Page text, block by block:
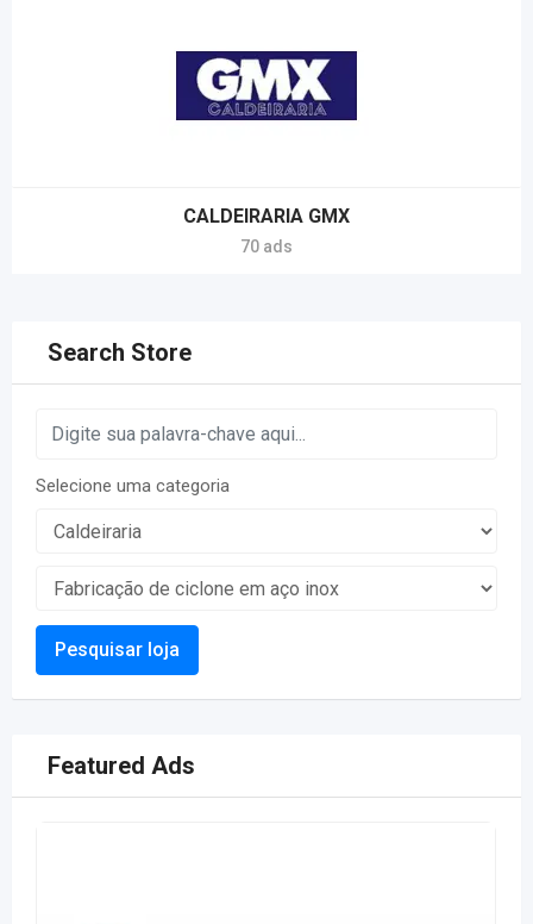
CALDEIRARIA GMX
70 ads
Search Store
Selecione uma categoria
Pesquisar loja
Featured Ads